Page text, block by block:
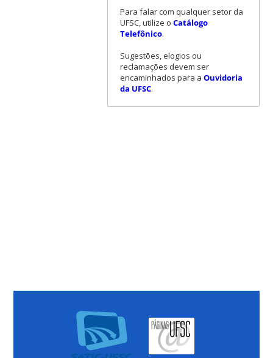
Para falar com qualquer setor da
UFSC, utilize o Catálogo
Telefônico.
Sugestões, elogios ou
reclamações devem ser
encaminhados para a Ouvidoria
da UFSC.